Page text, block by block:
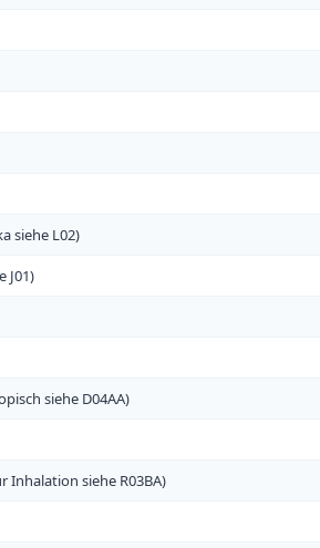
siehe L02)
J01)
siehe D04AA)
Inhalation siehe R03BA)